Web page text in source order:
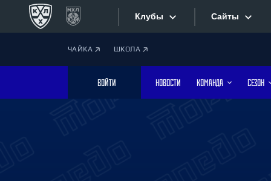
Клубы
Дивизион Боброва
Лада
Сайты
Текстовые
ЧАЙКА ШКОЛА
ВОЙТИ НОВОСТИ КОМАНДА СЕЗОН